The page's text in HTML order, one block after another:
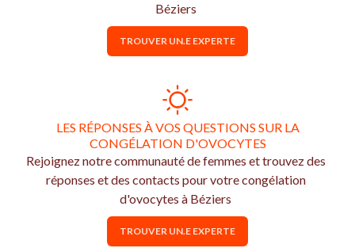
Béziers
TROUVER UN.E EXPERTE
LES RÉPONSES À VOS QUESTIONS SUR LA
CONGÉLATION D'OVOCYTES
Rejoignez notre communauté de femmes et trouvez des
réponses et des contacts pour votre congélation
d'ovocytes à Béziers
TROUVER UN.E EXPERTE